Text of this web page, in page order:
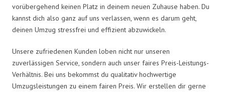
vorübergehend keinen Platz in deinem neuen Zuhause haben. Du
kannst dich also ganz auf uns verlassen, wenn es darum geht,
deinen Umzug stressfrei und effizient abzuwickeln.
Unsere zufriedenen Kunden loben nicht nur unseren
zuverlässigen Service, sondern auch unser faires Preis-Leistungs-
Verhältnis. Bei uns bekommst du qualitativ hochwertige
Umzugsleistungen zu einem fairen Preis. Wir erstellen dir gerne